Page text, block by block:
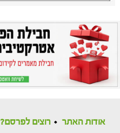
אודות האתר רוצים לפרסם?